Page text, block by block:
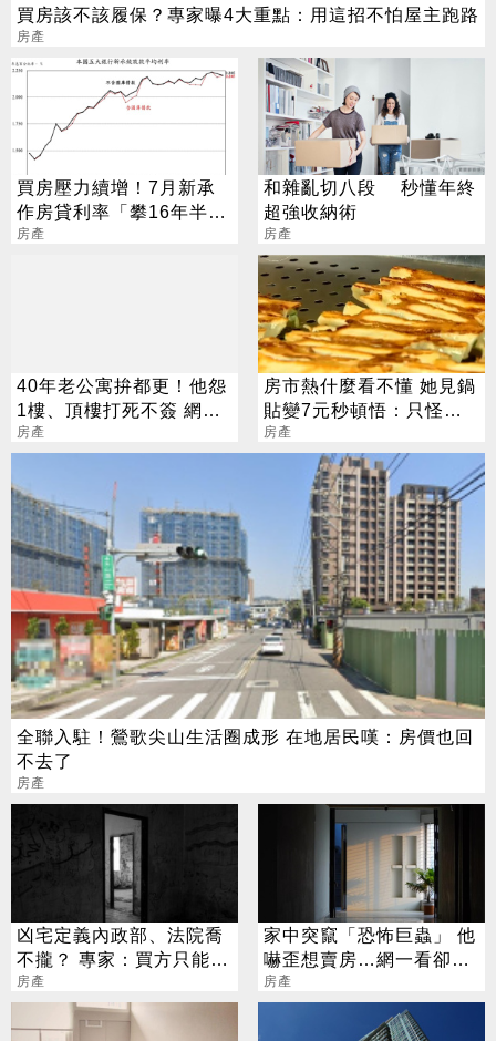
買房該不該履保？專家曝4大重點：用這招不怕屋主跑路
房產
買房壓力續增！7月新承
作房貸利率「攀16年半新
高」
房產
和雜亂切八段 秒懂年終
超強收納術
房產
40年老公寓拚都更！他怨
1樓、頂樓打死不簽 網嘆
很正常
房產
房市熱什麼看不懂 她見鍋
貼變7元秒頓悟：只怪當
年沒眼光
房產
全聯入駐！鶯歌尖山生活圈成形 在地居民嘆：房價也回
不去了
房產
凶宅定義內政部、法院喬
不攏？ 專家：買方只能勤
做功課
房產
家中突竄「恐怖巨蟲」 他
嚇歪想賣房…網一看卻笑
了
房產